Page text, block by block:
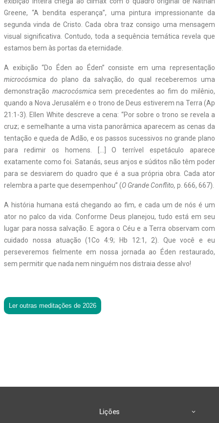
Greene, “A bendita esperança”, uma pintura impressionante da
segunda vinda de Cristo. Cada obra traz consigo uma mensagem
visual significativa. Contudo, toda a sequência temática revela que
estamos bem às portas da eternidade.
A exibição “Do Éden ao Éden” consiste em uma representação
microcósmica do plano da salvação, do qual receberemos uma
demonstração macrocósmicasem precedentes ao fim do milênio,
quando a Nova Jerusalém e o trono de Deus estiverem na Terra (Ap
21:1-3). Ellen White descreve a cena: “Por sobre o trono se revela a
cruz; e semelhante a uma vista panorâmica aparecem as cenas da
tentação e queda de Adão, e os passos sucessivos no grande plano
para redimir os homens. […] O terrível espetáculo aparece
exatamente como foi. Satanás, seus anjos e súditos não têm poder
para se desviarem do quadro que é a sua própria obra. Cada ator
relembra a parte que desempenhou” (O Grande Conflito, p. 666, 667).
A história humana está chegando ao fim, e cada um de nós é um
ator no palco da vida. Conforme Deus planejou, tudo está em seu
lugar para nossa salvação. E agora o Céu e a Terra observam com
cuidado nossa atuação (1Co 4:9; Hb 12:1, 2). Que você e eu
perseveremos fielmente em nossa jornada ao Éden restaurado,
sem permitir que nada nem ninguém nos distraia desse alvo!
Ler outras meditações de 2026
Lições